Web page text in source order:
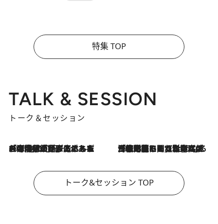
特集 TOP
TALK & SESSION
トーク＆セッション
2026.8.3
「今後値上げがあるとすれば…」「リスクがあるのは今年の冬」エネルギー専門家が語る、ホルムズ海峡封鎖が家庭にもたらす“ある心配” 2026.8.3
「住宅建てられない…」「サーチャージ料の高値が続いている」ホルムズ海峡封鎖による影響はいつまで続く？《エネルギー専門家に聞く“どうなる日本の暮らし”》
トーク&セッション TOP